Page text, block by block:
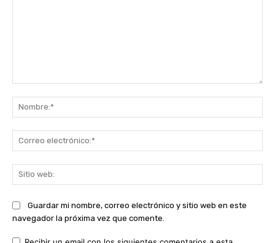
Guardar mi nombre, correo electrónico y sitio web en este
navegador la próxima vez que comente.